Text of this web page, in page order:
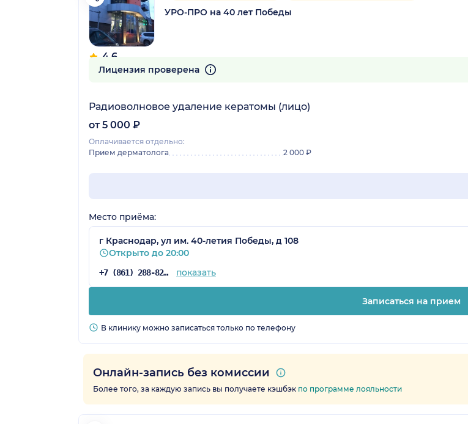
4.6
139 отзывов
УРО-ПРО на 40 лет Победы
Лицензия проверена
Радиоволновое удаление кератомы (лицо)
от 5 000 ₽
Оплачивается отдельно:
Прием дерматолога
2 000 ₽
Место приёма:
г Краснодар, ул им. 40-летия Победы, д 108
Открыто до 20:00
+7 (861) 288-82-96 показать
Записаться на прием
В клинику можно записаться только по телефону
Онлайн-запись без комиссии
Более того, за каждую запись вы получаете кэшбэк по программе лояльности